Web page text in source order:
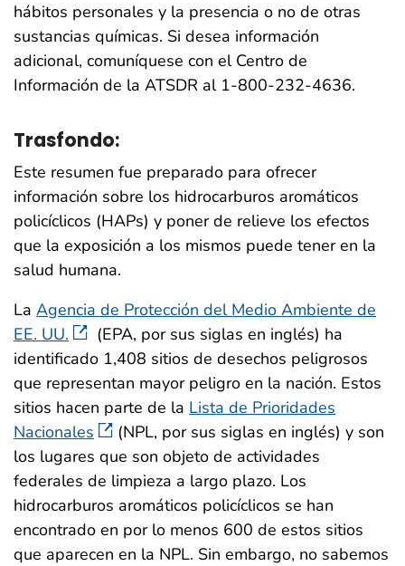
hábitos personales y la presencia o no de otras
sustancias químicas. Si desea información
adicional, comuníquese con el Centro de
Información de la ATSDR al 1-800-232-4636.
Trasfondo:
Este resumen fue preparado para ofrecer
información sobre los hidrocarburos aromáticos
policíclicos (HAPs) y poner de relieve los efectos
que la exposición a los mismos puede tener en la
salud humana.
La Agencia de Protección del Medio Ambiente de
EE. UU.
(EPA, por sus siglas en inglés) ha
identificado 1,408 sitios de desechos peligrosos
que representan mayor peligro en la nación. Estos
sitios hacen parte de la Lista de Prioridades
Nacionales
(NPL, por sus siglas en inglés) y son
los lugares que son objeto de actividades
federales de limpieza a largo plazo. Los
hidrocarburos aromáticos policíclicos se han
encontrado en por lo menos 600 de estos sitios
que aparecen en la NPL. Sin embargo, no sabemos